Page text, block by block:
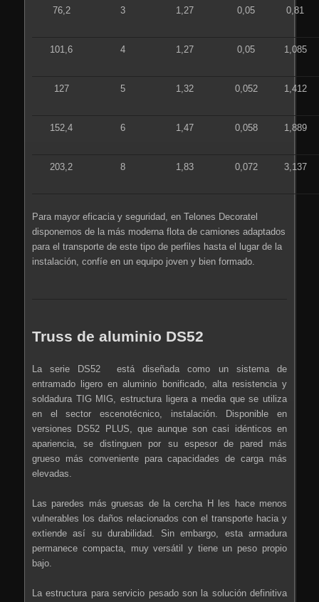
76,2 3 1,27 0,05 0,81
101,6 4 1,27 0,05 1,085
127 5 1,32 0,052 1,412
152,4 6 1,47 0,058 1,889
203,2 8 1,83 0,072 3,137
Para mayor eficacia y seguridad, en Telones Decoratel
disponemos de la más moderna flota de camiones adaptados
para el transporte de este tipo de perfiles hasta el lugar de la
instalación, confíe en un equipo joven y bien formado.
Truss de aluminio DS52
La serie DS52 está diseñada como un sistema de
entramado ligero en aluminio bonificado, alta resistencia y
soldadura TIG MIG, estructura ligera a media que se utiliza
en el sector escenotécnico, instalación. Disponible en
versiones DS52 PLUS, que aunque son casi idénticos en
apariencia, se distinguen por su espesor de pared más
grueso más conveniente para capacidades de carga más
elevadas.
Las paredes más gruesas de la cercha H les hace menos
vulnerables los daños relacionados con el transporte hacia y
extiende así su durabilidad. Sin embargo, esta armadura
permanece compacta, muy versátil y tiene un peso propio
bajo.
La estructura para servicio pesado son la solución definitiva